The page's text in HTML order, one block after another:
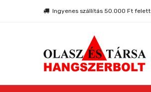
Ingyenes szállítás 50.000 Ft felett